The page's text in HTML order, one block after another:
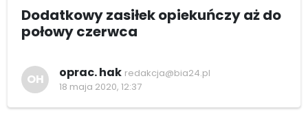
Dodatkowy zasiłek opiekuńczy aż do
połowy czerwca
OH oprac. hak redakcja@bia24.pl
18 maja 2020, 12:37